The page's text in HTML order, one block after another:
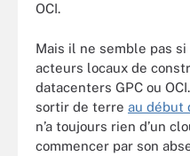
OCI.
Mais il ne semble pas
acteurs locaux de
datacenters GPC ou
sortir de terre au début
n’a toujours rien d’un
commencer par son